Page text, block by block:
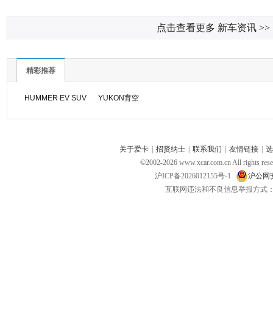
点击查看更多 新车资讯 >>
精彩推荐
HUMMER EV SUV YUKON育空
关于爱卡 招贤纳士 联系我们 友情链接
©2002-2026 www.xcar.com.cn All rights
沪ICP备2026012155号-1
沪公网
互联网违法和不良信息举报方式